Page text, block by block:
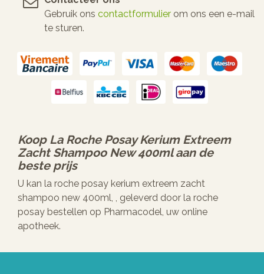
Gebruik ons contactformulier om ons een e-mail
te sturen.
Koop La Roche Posay Kerium Extreem
Zacht Shampoo New 400mlaan de
beste prijs
U kan la roche posay kerium extreem zacht
shampoo new 400ml, , geleverd door la roche
posay bestellen op Pharmacodel, uw online
apotheek.